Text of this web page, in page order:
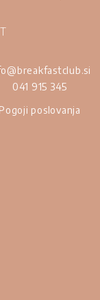
041 915 345
Pogoji poslovanja